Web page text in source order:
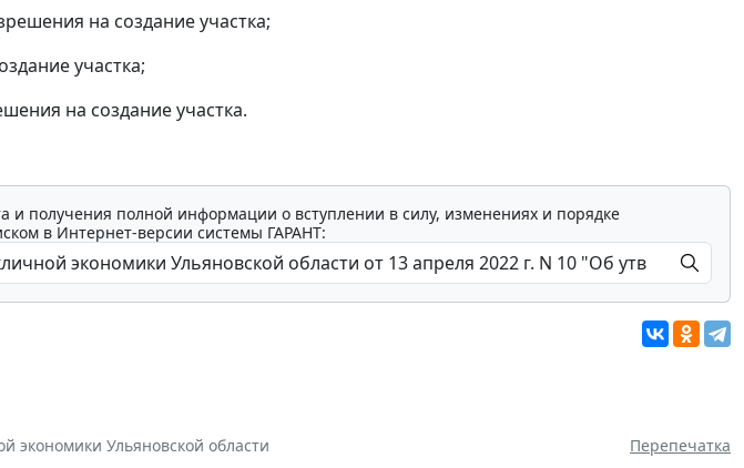
на создание участка;
участка;
на создание участка.
и получения полной информации о вступлении в силу, изменениях и порядке
в Интернет-версии системы ГАРАНТ:
экономики Ульяновской области Перепечатка